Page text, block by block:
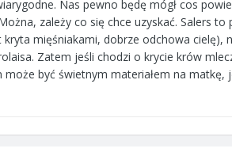
Nas pewno będę mógł cos
zależy co się chce uzyskać. Salers
mięśniakami, dobrze odchowa
Zatem jeśli chodzi o krycie krów
być świetnym materiałem na matkę,